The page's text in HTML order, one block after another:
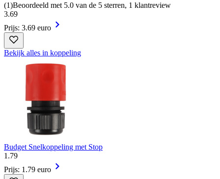
(1)Beoordeeld met 5.0 van de 5 sterren, 1 klantreview
3.69
Prijs: 3.69 euro
Bekijk alles in koppeling
Budget Snelkoppeling met Stop
1 .79
Prijs: 1.79 euro